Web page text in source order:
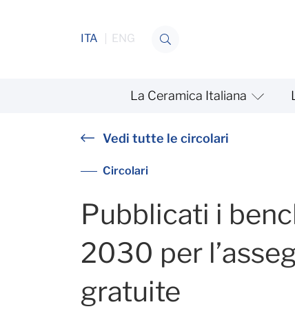
ITA ENG
La Ceramica Italiana
Pubblicati i benchmark
Vedi tutte le circolari
Circolari
Pubblicati i
2030 per
gratuite